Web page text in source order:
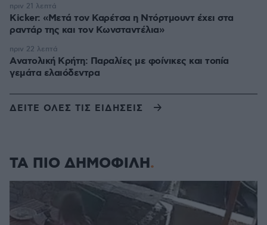
Kicker: «Μετά τον Καρέτσα η Ντόρτμουντ έχει στα
ραντάρ της και τον Κωνσταντέλια»
πριν 21 λεπτά
Aνατολική Κρήτη: Παραλίες με φοίνικες και τοπία
γεμάτα ελαιόδεντρα
πριν 22 λεπτά
ΔΕΙΤΕ ΟΛΕΣ ΤΙΣ ΕΙΔΗΣΕΙΣ
ΤΑ ΠΙΟ ΔΗΜΟΦΙΛΗ